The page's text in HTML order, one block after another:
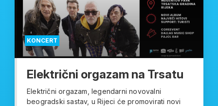
KONCERT
Električni orgazam na Trsatu
Električni orgazam, legendarni novovalni
beogradski sastav, u Rijeci će promovirati novi